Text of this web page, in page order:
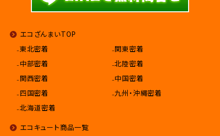
エコざんまいTOP
₋東北密着
₋関東密着
₋中部密着
₋北陸密着
₋関西密着
₋中国密着
₋四国密着
₋九州・沖縄密着
₋北海道密着
エコキュート商品一覧